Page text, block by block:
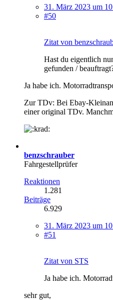
31. März 2023 um
#50
Zitat von
Hast du eigentlich
gefunden /
Ja habe ich.
Zur TDv: Bei Ebay-
einer original TDv.
benzschrauber
Fahrgestellprüfer
Reaktionen
1.281
Beiträge
6.929
31. März 2023 um
#51
Zitat von STS
Ja habe ich.
sehr gut,